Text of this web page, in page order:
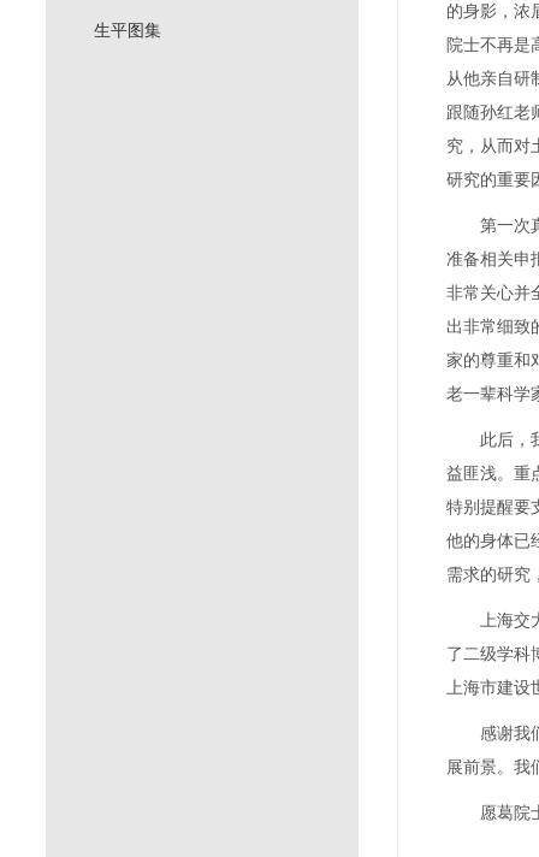
生平图集
的身影，浓
院士不再是
从他亲自研
跟随孙红老
究，从而对
研究的重要
第一次
准备相关申
非常关心并
出非常细致
家的尊重和
老一辈科学
此后，
益匪浅。重
特别提醒要
他的身体已
需求的研究
上海
了二级学科
上海市建
感谢我
展前景。我
愿葛院